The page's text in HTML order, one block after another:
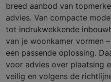
breed aanbod van
advies. Van compacte
tot indrukwekkende
van je woonkamer vormen
een passende oplossing.
voor advies over plaatsing
veilig en volgens de